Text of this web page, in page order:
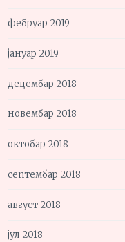
фебруар 2019
јануар 2019
децембар 2018
новембар 2018
октобар 2018
септембар 2018
август 2018
јул 2018